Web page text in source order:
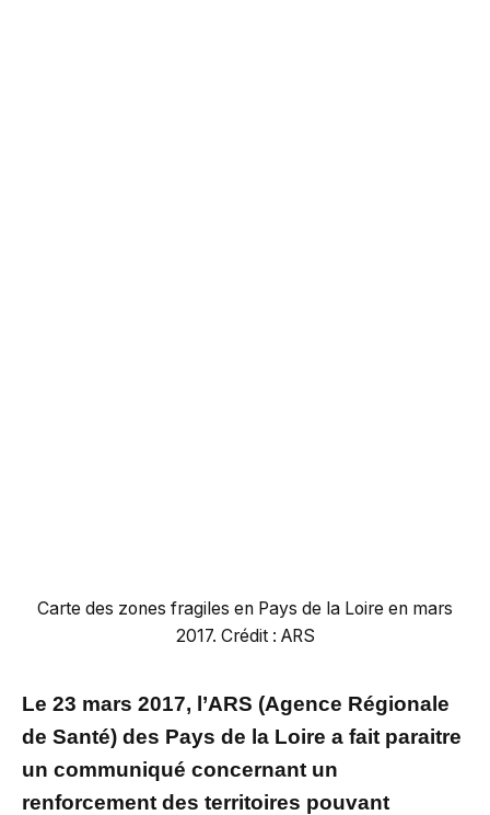
Carte des zones fragiles en Pays de la Loire en mars
2017. Crédit : ARS
Le 23 mars 2017, l’ARS (Agence Régionale
de Santé) des Pays de la Loire a fait paraitre
un communiqué concernant un
renforcement des territoires pouvant